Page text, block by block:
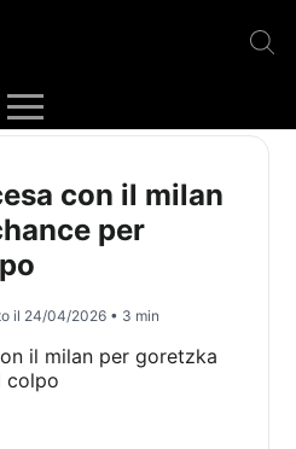
con il milan
per
il 24/04/2026 • 3 min